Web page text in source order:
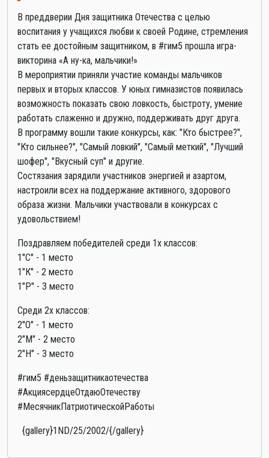
В преддверии Дня защитника Отечества с целью
воспитания у учащихся любви к своей Родине, стремления
стать ее достойным защитником, в #гим5 прошла игра-
викторина «А ну-ка, мальчики!»
В мероприятии приняли участие команды мальчиков
первых и вторых классов. У юных гимназистов появилась
возможность показать свою ловкость, быстроту, умение
работать слаженно и дружно, поддерживать друг друга.
В программу вошли такие конкурсы, как: "Кто быстрее?",
"Кто сильнее?", "Самый ловкий", "Самый меткий", "Лучший
шофер", "Вкусный суп" и другие.
Состязания зарядили участников энергией и азартом,
настроили всех на поддержание активного, здорового
образа жизни. Мальчики участвовали в конкурсах с
удовольствием!
Поздравляем победителей среди 1х классов:
1"С" - 1 место
1"К" - 2 место
1"Р" - 3 место
Среди 2х классов:
2"О" - 1 место
2"М" - 2 место
2"Н" - 3 место
#гим5 #деньзащитникаотечества
#АкциясердцеОтдаюОтечеству
#МесячникПатриотическойРаботы
{gallery}1ND/25/2002/{/gallery}